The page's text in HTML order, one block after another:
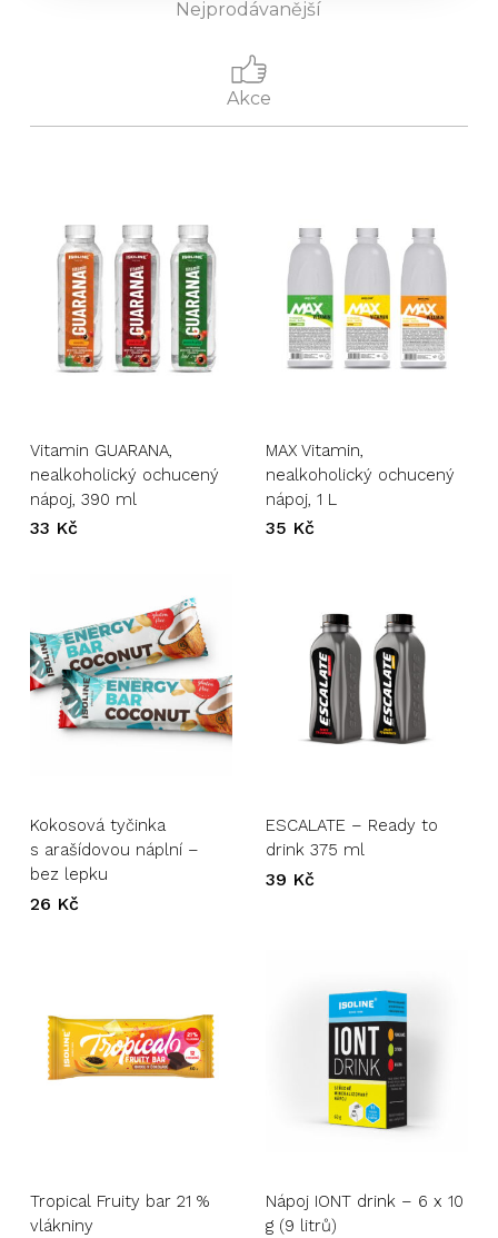
Nejprodávanější
Akce
Vitamin GUARANA,
nealkoholický ochucený
nápoj, 390 ml
33 Kč
MAX Vitamin,
nealkoholický ochucený
nápoj, 1 L
35 Kč
Kokosová tyčinka
s arašídovou náplní –
bez lepku
26 Kč
ESCALATE – Ready to
drink 375 ml
39 Kč
Tropical Fruity bar 21 %
vlákniny
Nápoj IONT drink – 6 x 10
g (9 litrů)